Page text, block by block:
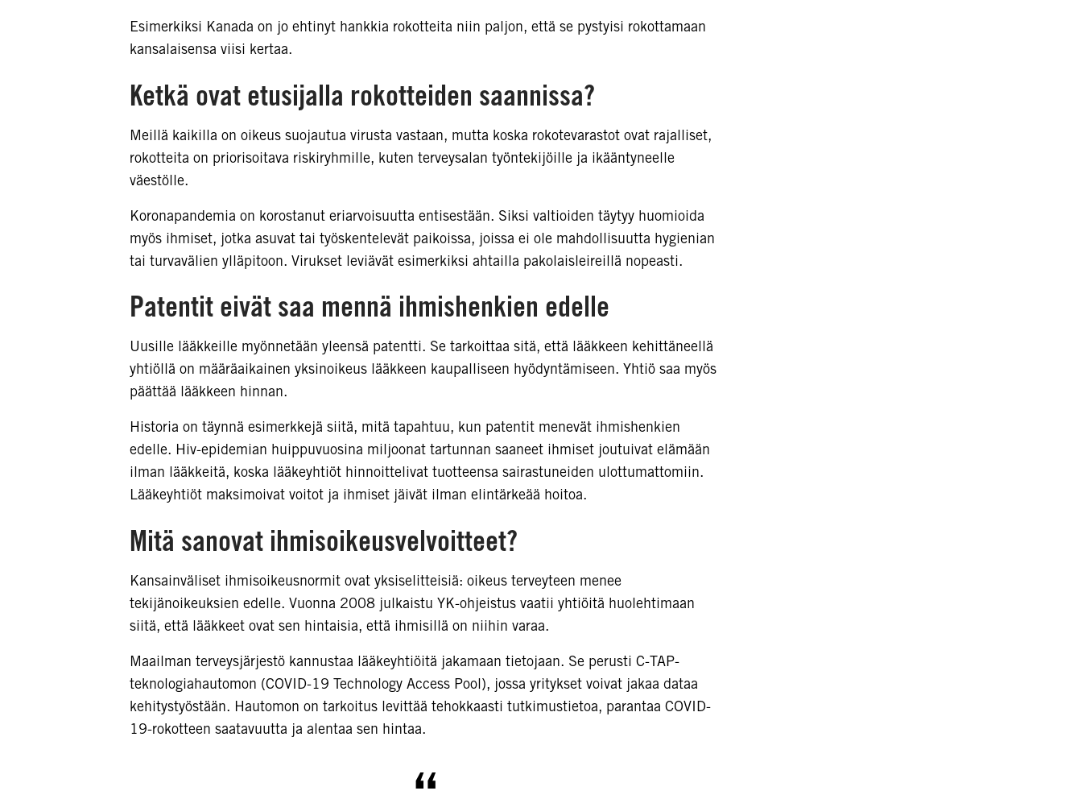
Esimerkiksi Kanada on jo ehtinyt hankkia rokotteita niin paljon, että se pystyisi rokottamaan
kansalaisensa viisi kertaa.
Ketkä ovat etusijalla rokotteiden saannissa?
Meillä kaikilla on oikeus suojautua virusta vastaan, mutta koska rokotevarastot ovat rajalliset,
rokotteita on priorisoitava riskiryhmille, kuten terveysalan työntekijöille ja ikääntyneelle
väestölle.
Koronapandemia on korostanut eriarvoisuutta entisestään. Siksi valtioiden täytyy huomioida
myös ihmiset, jotka asuvat tai työskentelevät paikoissa, joissa ei ole mahdollisuutta hygienian
tai turvavälien ylläpitoon. Virukset leviävät esimerkiksi ahtailla pakolaisleireillä nopeasti.
Patentit eivät saa mennä ihmishenkien edelle
Uusille lääkkeille myönnetään yleensä patentti. Se tarkoittaa sitä, että lääkkeen kehittäneellä
yhtiöllä on määräaikainen yksinoikeus lääkkeen kaupalliseen hyödyntämiseen. Yhtiö saa myös
päättää lääkkeen hinnan.
Historia on täynnä esimerkkejä siitä, mitä tapahtuu, kun patentit menevät ihmishenkien
edelle. Hiv-epidemian huippuvuosina miljoonat tartunnan saaneet ihmiset joutuivat elämään
ilman lääkkeitä, koska lääkeyhtiöt hinnoittelivat tuotteensa sairastuneiden ulottumattomiin.
Lääkeyhtiöt maksimoivat voitot ja ihmiset jäivät ilman elintärkeää hoitoa.
Mitä sanovat ihmisoikeusvelvoitteet?
Kansainväliset ihmisoikeusnormit ovat yksiselitteisiä: oikeus terveyteen menee
tekijänoikeuksien edelle. Vuonna 2008 julkaistu YK-ohjeistus vaatii yhtiöitä huolehtimaan
siitä, että lääkkeet ovat sen hintaisia, että ihmisillä on niihin varaa.
Maailman terveysjärjestö kannustaa lääkeyhtiöitä jakamaan tietojaan. Se perusti C-TAP-
teknologiahautomon (COVID-19 Technology Access Pool), jossa yritykset voivat jakaa dataa
kehitystyöstään. Hautomon on tarkoitus levittää tehokkaasti tutkimustietoa, parantaa COVID-
19-rokotteen saatavuutta ja alentaa sen hintaa.